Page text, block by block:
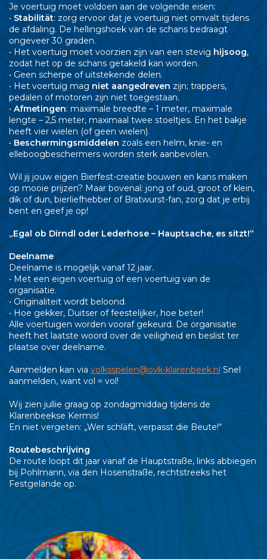
Je voertuig moet voldoen aan de volgende eisen:
• Stabilität: zorg ervoor dat je voertuig niet omvalt tijdens
de afdaling. De hellingshoek van de schans bedraagt
ongeveer 30 graden.
• Het voertuig moet voorzien zijn van een stevig hijsoog,
zodat het op de schans getakeld kan worden.
• Geen scherpe of uitstekende delen.
• Het voertuig mag niet aangedreven zijn; trappers,
pedalen of motoren zijn niet toegestaan.
• Afmetingen: maximale breedte – 1 meter, maximale
lengte – 2,5 meter, maximaal twee stoeltjes. En het bakje
heeft vier wielen (of geen wielen).
• Beschermingsmiddelen zoals een helm, knie- en
elleboogbeschermers worden sterk aanbevolen.
Wil jij jouw eigen Bierfest-creatie bouwen en kans maken
op mooie prijzen? Maar bovenal: jong of oud, groot of klein,
dik of dun, bierliefhebber of Bratwurst-fan, zorg dat je erbij
bent en geef je op!
„Egal ob Dirndl oder Lederhose – Hauptsache, es sitzt!“
Deelname
Deelname is mogelijk vanaf 12 jaar.
• Met een eigen voertuig of een voertuig van de
organisatie.
• Originaliteit wordt beloond.
• Hoe gekker, Duitser of feestelijker, hoe beter!
Alle voertuigen worden vooraf gekeurd. De organisatie
heeft het laatste woord over de veiligheid en beslist ter
plaatse over deelname.
Aanmelden kan via volksspelen@ovk-klarenbeek.nl Snel
aanmelden, want vol = vol!
Wij zien jullie graag op zondagmiddag tijdens de
Klarenbeekse Kermis!
En niet vergeten: „Wer schläft, verpasst die Beute!“
Routebeschrijving
De route loopt dit jaar vanaf de Hauptstraße, links abbiegen
bij Pohlmann, via den Hosenstraße, rechtstreeks het
Festgelände op.